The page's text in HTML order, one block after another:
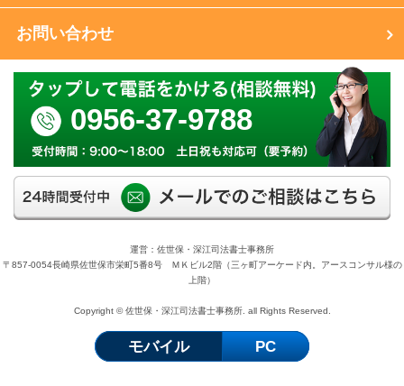
お問い合わせ
0956-37-9788
運営：佐世保・深江司法書士事務所
〒857-0054長崎県佐世保市栄町5番8号 ＭＫビル2階（三ヶ町アーケード内。アースコンサル様の
上階）
Copyright © 佐世保・深江司法書士事務所. all Rights Reserved.
モバイル PC